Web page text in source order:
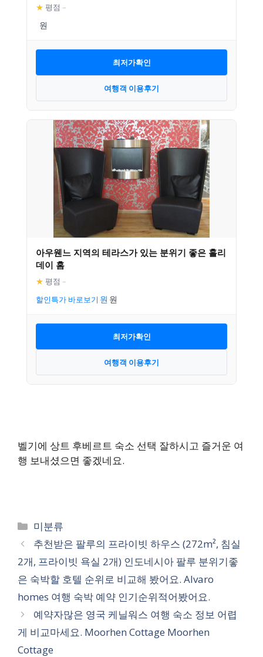
★ 평점 –
최저가확인
여행객 이용후기
아우웬느 지역의 테라스가 있는 분위기 좋은 홀리
데이 홈
★ 평점 –
할인특가 바로보기
최저가확인
여행객 이용후기
벨기에 상트 후베르트 숙소 선택 잘하시고 즐거운 여
행 보내셨으면 좋겠네요.
카
테
고
리
미분류
추천받은 팔루의 프라이빗 하우스 (272m², 침실
2개, 프라이빗 욕실 2개) 인도네시아 팔루 분위기좋
은 숙박할 호텔 순위로 비교해 봤어요. Alvaro
homes 여행 숙박 예약 인기순위적어봤어요.
예약자많은 영국 케닐워스 여행 숙소 정보 어렵
게 비교마세요. Moorhen Cottage Moorhen
Cottage